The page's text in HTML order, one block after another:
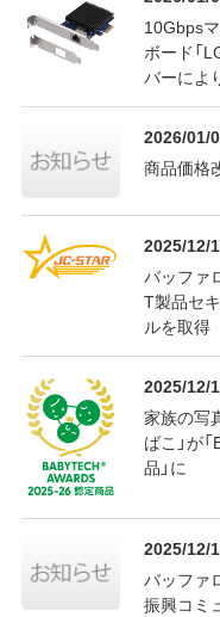
10Gbps
ボード「
バーによ
2026/01/
商品価格
2025/12/
バッファ
T製品セ
ルを取得
2025/12/
家族の写
ばこ」が
品」に
2025/12/
バッファ
振興コミ